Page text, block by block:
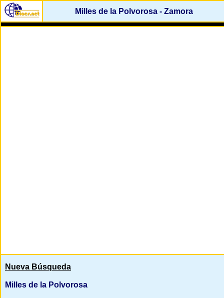
Milles de la Polvorosa - Zamora
Nueva Búsqueda
Milles de la Polvorosa